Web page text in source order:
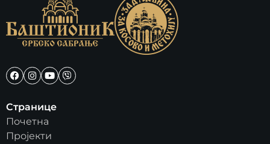
Странице
Почетна
Пројекти